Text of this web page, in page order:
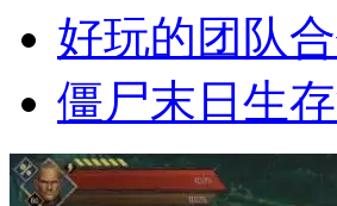
好玩的团队
僵尸末日生